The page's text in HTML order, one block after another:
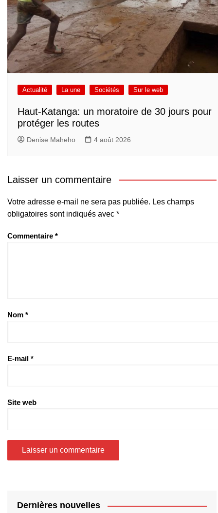
Actualité La une Sociétés Sur le web
Haut-Katanga: un moratoire de 30 jours pour
protéger les routes
Denise Maheho 4 août 2026
Laisser un commentaire
Votre adresse e-mail ne sera pas publiée. Les champs
obligatoires sont indiqués avec *
Commentaire *
Nom *
E-mail *
Site web
Dernières nouvelles